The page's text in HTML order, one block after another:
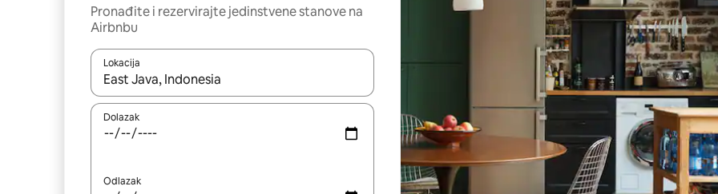
Pronađite i rezervirajte jedinstvene stanove na
Airbnbu
Lokacija
Kada budu dostupni rezultati, moći ćete ih pregledati koristeći se strelicama prema gore i prema dolje, kao i dodirom ili
Dolazak
Odlazak